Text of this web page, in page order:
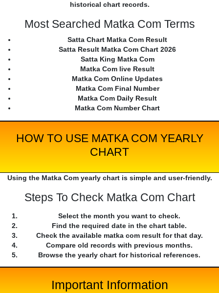
historical chart records.
Most Searched Matka Com Terms
Satta Chart Matka Com Result
Satta Result Matka Com Chart 2026
Satta King Matka Com
Matka Com live Result
Matka Com Online Updates
Matka Com Final Number
Matka Com Daily Result
Matka Com Number Chart
HOW TO USE MATKA COM YEARLY
CHART
Using the Matka Com yearly chart is simple and user-friendly.
Steps To Check Matka Com Chart
Select the month you want to check.
Find the required date in the chart table.
Check the available matka com result for that day.
Compare old records with previous months.
Browse the yearly chart for historical references.
Important Information